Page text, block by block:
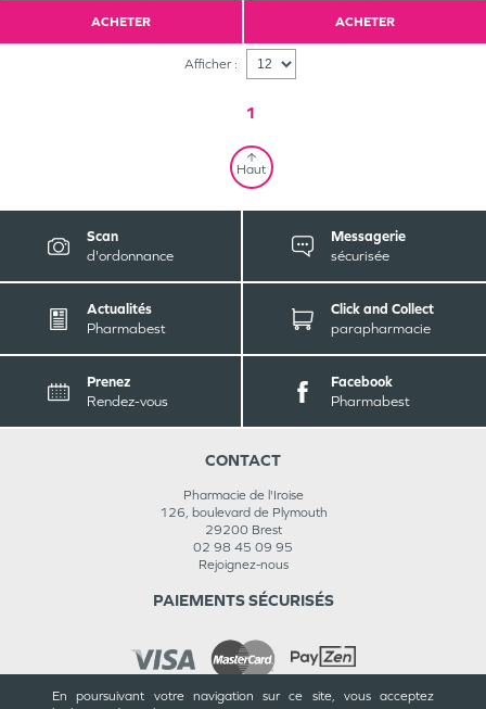
En poursuivant votre navigation sur ce site, vous acceptez
ACHETER ACHETER
Afficher :
1
Haut
Scan
d'ordonnance
Messagerie
sécurisée
Actualités
Pharmabest
Click and Collect
parapharmacie
Prenez
Rendez-vous
Facebook
Pharmabest
CONTACT
Pharmacie de l'Iroise
126, boulevard de Plymouth
29200 Brest
02 98 45 09 95
Rejoignez-nous
PAIEMENTS SÉCURISÉS